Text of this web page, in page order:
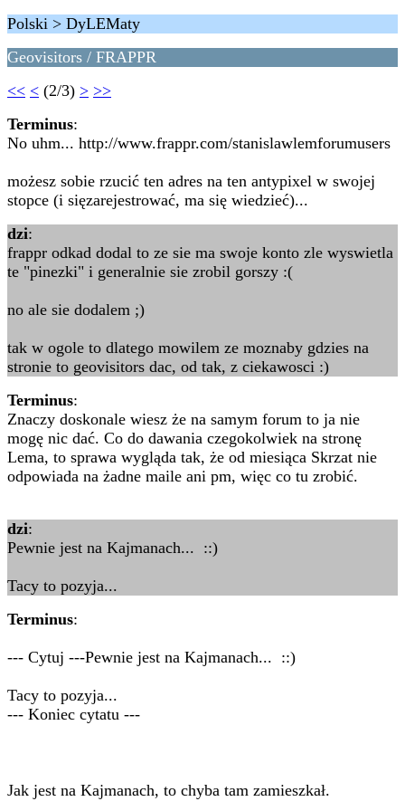
Polski > DyLEMaty
Geovisitors / FRAPPR
<< < (2/3) > >>
Terminus:
No uhm... http://www.frappr.com/stanislawlemforumusers
możesz sobie rzucić ten adres na ten antypixel w swojej
stopce (i sięzarejestrować, ma się wiedzieć)...
dzi:
frappr odkad dodal to ze sie ma swoje konto zle wyswietla
te "pinezki" i generalnie sie zrobil gorszy :(
no ale sie dodalem ;)
tak w ogole to dlatego mowilem ze moznaby gdzies na
stronie to geovisitors dac, od tak, z ciekawosci :)
Terminus:
Znaczy doskonale wiesz że na samym forum to ja nie
mogę nic dać. Co do dawania czegokolwiek na stronę
Lema, to sprawa wygląda tak, że od miesiąca Skrzat nie
odpowiada na żadne maile ani pm, więc co tu zrobić.
dzi:
Pewnie jest na Kajmanach... ::)
Tacy to pozyja...
Terminus:
--- Cytuj ---Pewnie jest na Kajmanach... ::)
Tacy to pozyja...
--- Koniec cytatu ---
Jak jest na Kajmanach, to chyba tam zamieszkał.